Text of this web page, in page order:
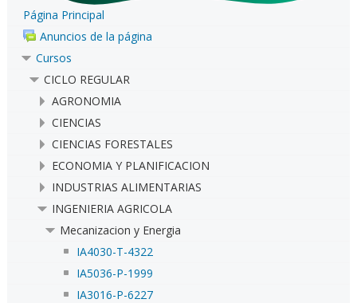
Página Principal
Anuncios de la página
Cursos
CICLO REGULAR
AGRONOMIA
CIENCIAS
CIENCIAS FORESTALES
ECONOMIA Y PLANIFICACION
INDUSTRIAS ALIMENTARIAS
INGENIERIA AGRICOLA
Mecanizacion y Energia
IA4030-T-4322
IA5036-P-1999
IA3016-P-6227